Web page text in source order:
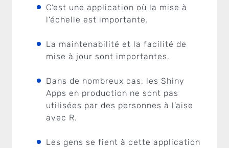
C’est une application où la mise à
l’échelle est importante.
La maintenabilité et la facilité de
mise à jour sont importantes.
Dans de nombreux cas, les Shiny
Apps en production ne sont pas
utilisées par des personnes à l’aise
avec R.
Les gens se fient à cette application